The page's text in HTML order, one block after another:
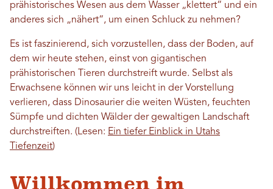
prähistorisches Wesen aus dem Wasser „klettert“ und ein
anderes sich „nähert“, um einen Schluck zu nehmen?
Es ist faszinierend, sich vorzustellen, dass der Boden, auf
dem wir heute stehen, einst von gigantischen
prähistorischen Tieren durchstreift wurde. Selbst als
Erwachsene können wir uns leicht in der Vorstellung
verlieren, dass Dinosaurier die weiten Wüsten, feuchten
Sümpfe und dichten Wälder der gewaltigen Landschaft
durchstreiften. (Lesen: Ein tiefer Einblick in Utahs
Tiefenzeit)
Willkommen im